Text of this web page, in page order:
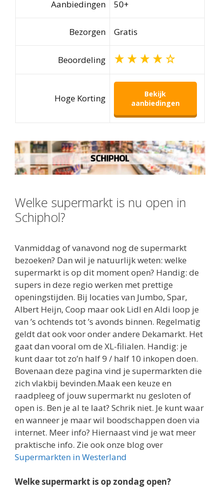
Aanbiedingen 50+
Bezorgen Gratis
Beoordeling
Hoge Korting
Bekijk
aanbiedingen
Welke supermarkt is nu open in
Schiphol?
Vanmiddag of vanavond nog de supermarkt
bezoeken? Dan wil je natuurlijk weten: welke
supermarkt is op dit moment open? Handig: de
supers in deze regio werken met prettige
openingstijden. Bij locaties van Jumbo, Spar,
Albert Heijn, Coop maar ook Lidl en Aldi loop je
van ’s ochtends tot ’s avonds binnen. Regelmatig
geldt dat ook voor onder andere Dekamarkt. Het
gaat dan vooral om de XL-filialen. Handig: je
kunt daar tot zo’n half 9 / half 10 inkopen doen.
Bovenaan deze pagina vind je supermarkten die
zich vlakbij bevinden.Maak een keuze en
raadpleeg of jouw supermarkt nu gesloten of
open is. Ben je al te laat? Schrik niet. Je kunt waar
en wanneer je maar wil boodschappen doen via
internet. Meer info? Hiernaast vind je wat meer
praktische info. Zie ook onze blog over
Supermarkten in Westerland
Welke supermarkt is op zondag open?